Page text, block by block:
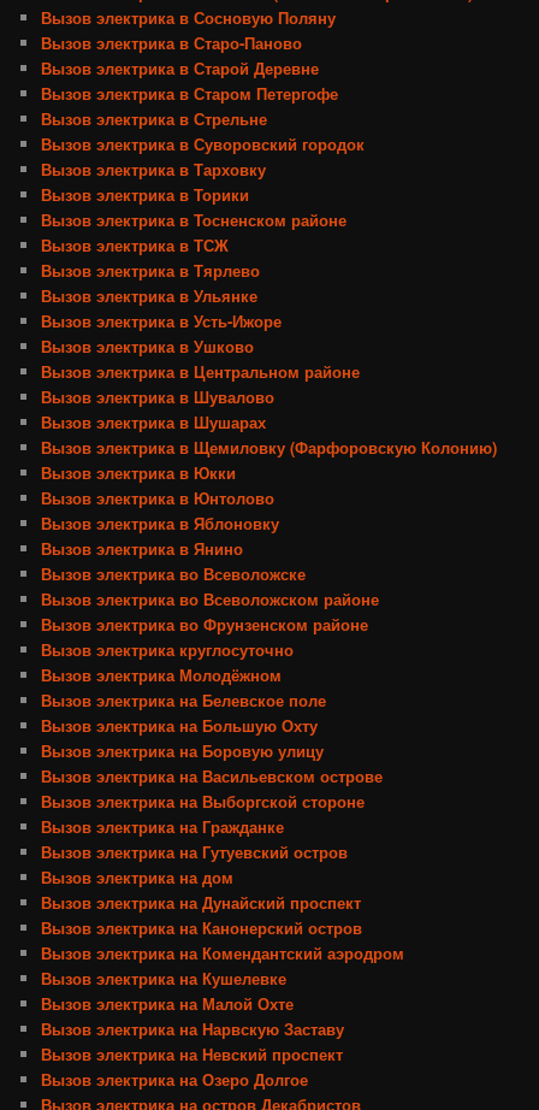
Вызов электрика в Сосновую Поляну
Вызов электрика в Старо-Паново
Вызов электрика в Старой Деревне
Вызов электрика в Старом Петергофе
Вызов электрика в Стрельне
Вызов электрика в Суворовский городок
Вызов электрика в Тарховку
Вызов электрика в Торики
Вызов электрика в Тосненском районе
Вызов электрика в ТСЖ
Вызов электрика в Тярлево
Вызов электрика в Ульянке
Вызов электрика в Усть-Ижоре
Вызов электрика в Ушково
Вызов электрика в Центральном районе
Вызов электрика в Шувалово
Вызов электрика в Шушарах
Вызов электрика в Щемиловку (Фарфоровскую Колонию)
Вызов электрика в Юкки
Вызов электрика в Юнтолово
Вызов электрика в Яблоновку
Вызов электрика в Янино
Вызов электрика во Всеволожске
Вызов электрика во Всеволожском районе
Вызов электрика во Фрунзенском районе
Вызов электрика круглосуточно
Вызов электрика Молодёжном
Вызов электрика на Белевское поле
Вызов электрика на Большую Охту
Вызов электрика на Боровую улицу
Вызов электрика на Васильевском острове
Вызов электрика на Выборгской стороне
Вызов электрика на Гражданке
Вызов электрика на Гутуевский остров
Вызов электрика на дом
Вызов электрика на Дунайский проспект
Вызов электрика на Канонерский остров
Вызов электрика на Комендантский аэродром
Вызов электрика на Кушелевке
Вызов электрика на Малой Охте
Вызов электрика на Нарвскую Заставу
Вызов электрика на Невский проспект
Вызов электрика на Озеро Долгое
Вызов электрика на остров Декабристов